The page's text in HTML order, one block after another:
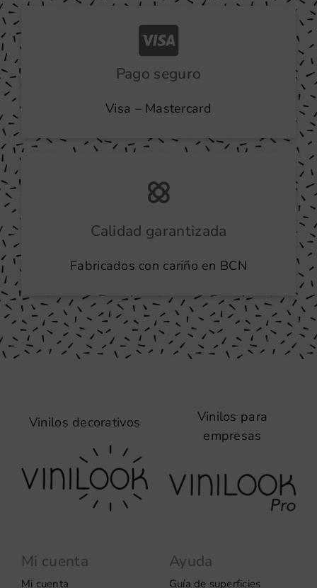
Pago seguro
Visa – Mastercard
Calidad garantizada
Fabricados con cariño en BCN
Vinilos decorativos
Mi cuenta
Mi cuenta
Ayuda
Guía de superficies
Vinilos para
empresas